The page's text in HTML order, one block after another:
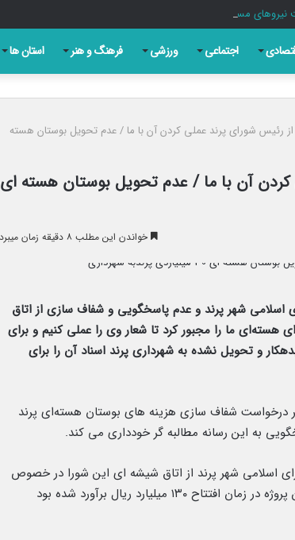
مسلح برای پاسخ به هر تهدید پُر است
اجتماعی ورزشی فرهنگ و هنر استان ها
رئیس شورای پرند عملی کردن آن با ما / عدم تحویل بوستان هسته
آن با ما / عدم تحویل بوستان هسته ای
خواندن این مطلب ۸ دقیقه زمان میبرد
شهر پرند و عدم پاسخگویی و شفاف سازی از اتاق
ما را مجبور کرد تا شعار وی را عملی کنیم و برای
و تحویل نشده به شهرداری پرند اسناد آن را برای
درخواست شفاف سازی هزینه های بوستان هسته‌ای پرند
به این رسانه مطالبه گر خودداری می کند.
شهر پرند از اتاق شیشه ای این شورا در خصوص
هزینه های بوستان هسته‌ای پرند که اعتبار تاسیس این پروژه در زمان افتتاح ۱۳۰ میلیارد ریال برآورد شده بود